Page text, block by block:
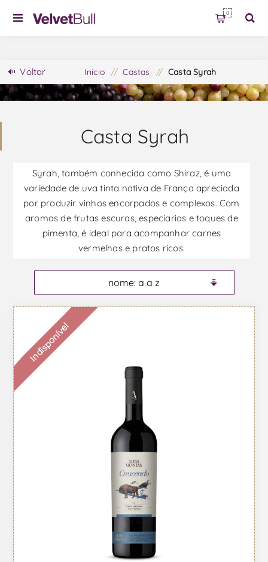
0
Voltar Início / Castas / Casta Syrah
Casta Syrah
Syrah, também conhecida como Shiraz, é uma
variedade de uva tinta nativa de França apreciada
por produzir vinhos encorpados e complexos. Com
aromas de frutas escuras, especiarias e toques de
pimenta, é ideal para acompanhar carnes
vermelhas e pratos ricos.
Indisponível